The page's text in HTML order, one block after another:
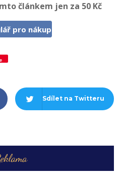
článkem jen za 50 Kč
pro nákup
Sdílet na Twitteru